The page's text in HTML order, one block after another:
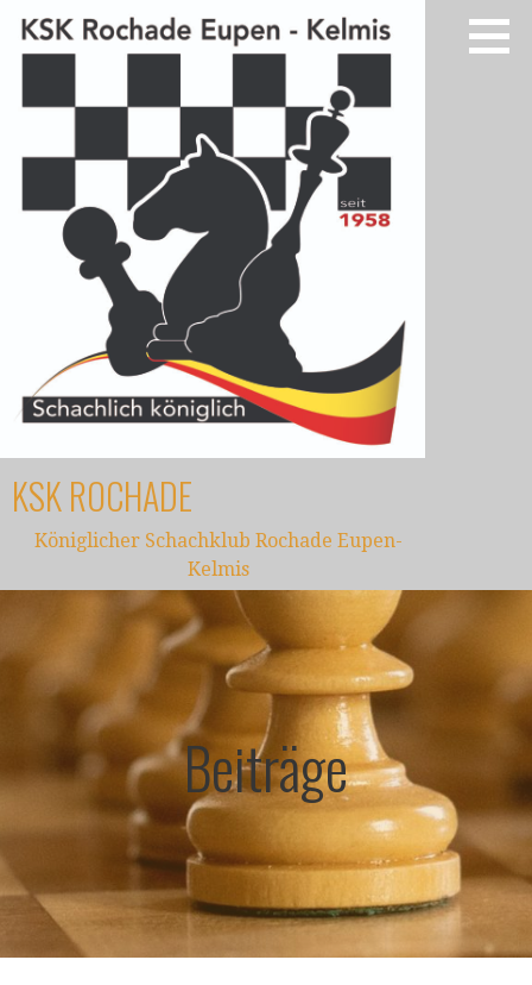
Zum
Inhalt
KSK ROCHADE
Königlicher Schachklub Rochade Eupen-
Kelmis
Beiträge